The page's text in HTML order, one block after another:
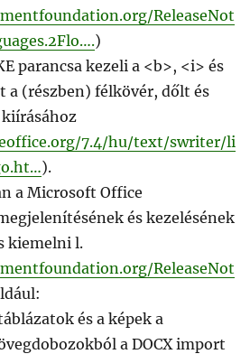
ReleaseNot
)
parancsa kezeli a <b>, <i> és
a (részben) félkövér, dőlt és
7.4/hu/text/swriter/li
).
a Microsoft Office
és kezelésének
kiemelni l.
ReleaseNot
és a képek a
a DOCX import